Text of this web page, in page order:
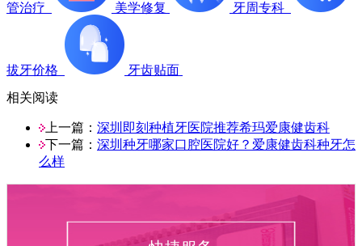
管治疗 美学修复 牙周专科
拔牙价格
牙齿贴面
相关阅读
上一篇： 深圳即刻种植牙医院推荐希玛爱康健齿科
下一篇： 深圳种牙哪家口腔医院好？爱康健齿科种牙怎
么样